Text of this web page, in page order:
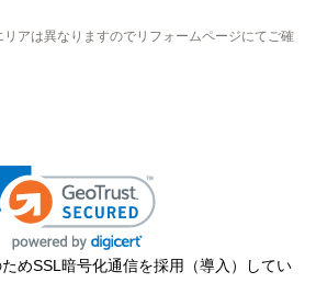
アは異なりますのでリフォームページにてご確
めSSL暗号化通信を採用（導入）してい